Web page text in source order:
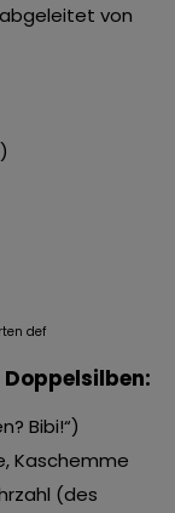
von
Bibi!“)
Kaschemme
(des